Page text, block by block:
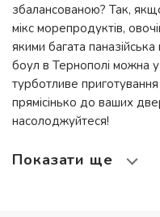
збалансованою? Так,
мікс морепродуктів,
якими багата
боул в Тернополі можна у
турботливе
прямісінько до ваших
насолоджуйтеся!
Показати ще